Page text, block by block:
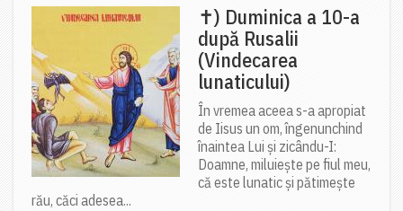
✝) Duminica a 10-a
după Rusalii
(Vindecarea
lunaticului)
În vremea aceea s-a apropiat
de Iisus un om, îngenunchind
înaintea Lui și zicându-I:
Doamne, miluiește pe fiul meu,
că este lunatic și pătimește
rău, căci adesea...